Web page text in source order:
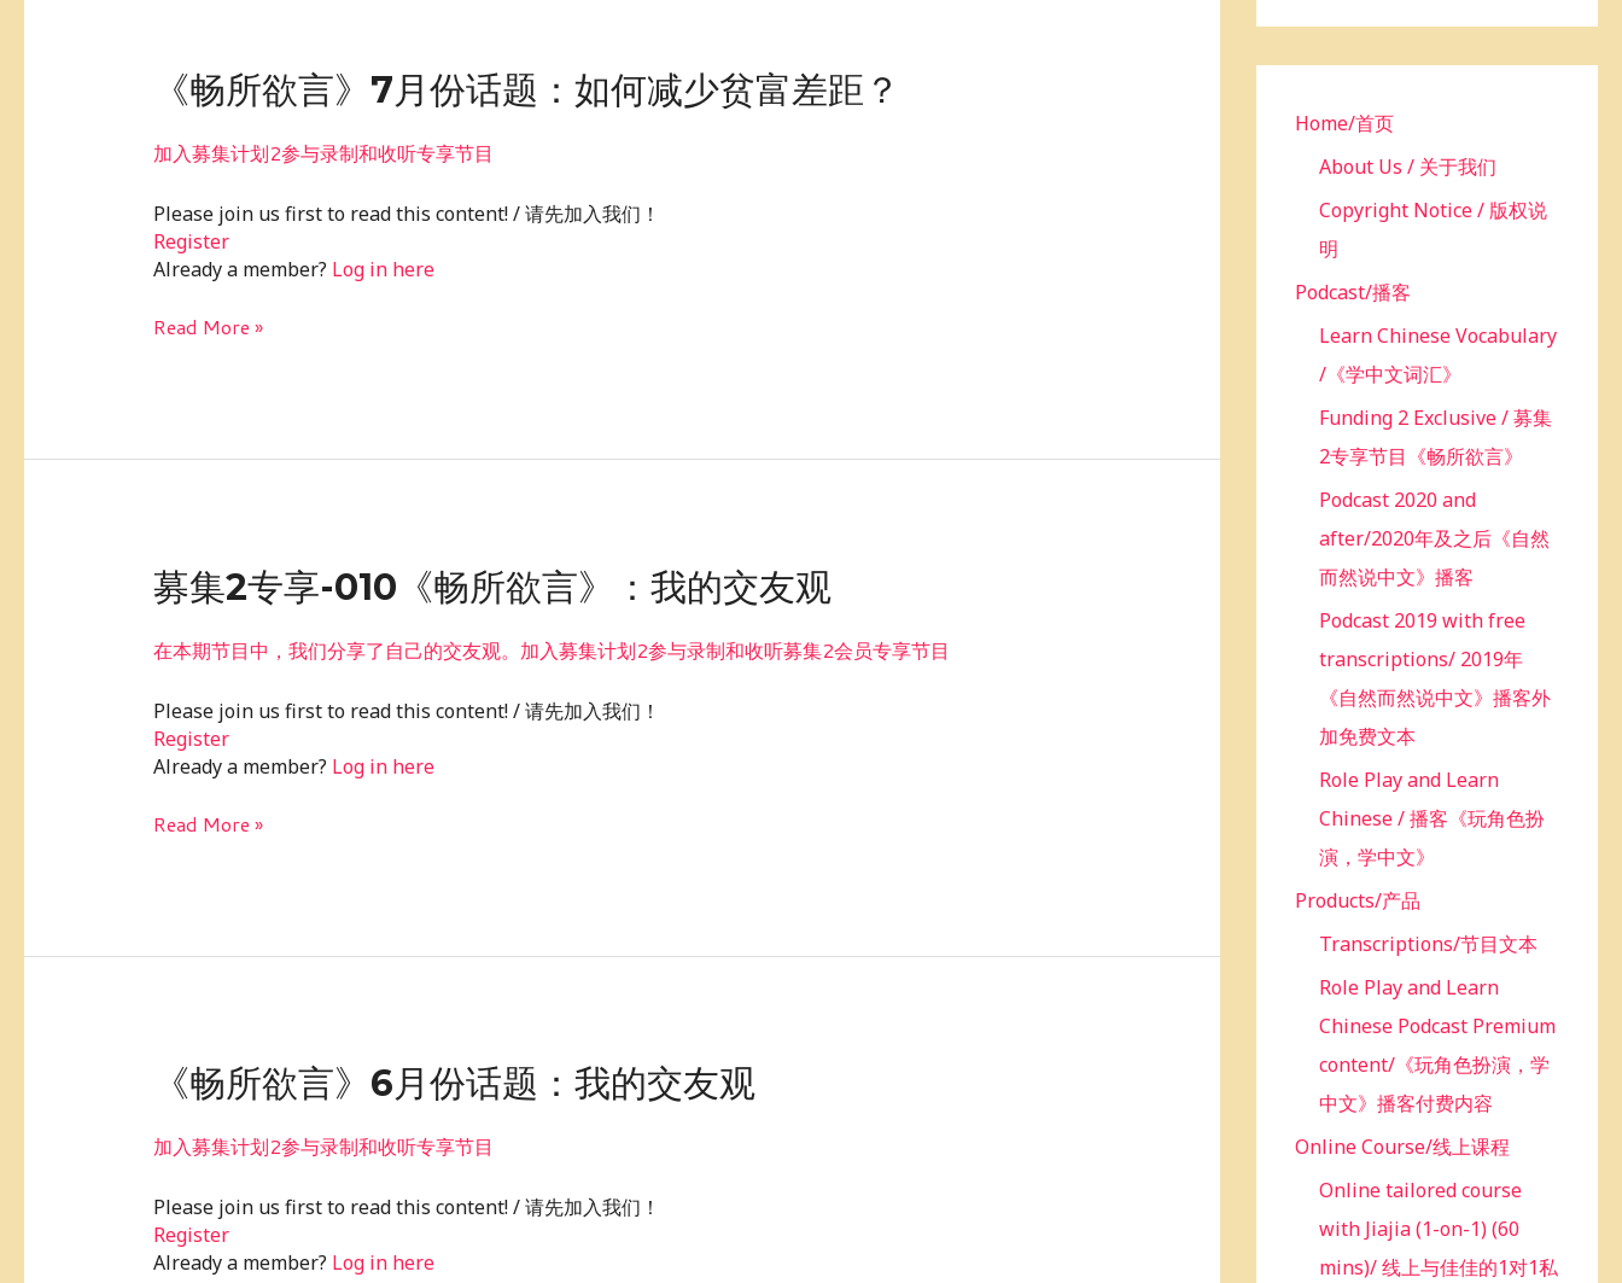
《畅所欲言》7月份话题：如何减少贫富差距？
加入募集计划2参与录制和收听专享节目
Please join us first to read this content! / 请先加入我们！
Register
Already a member? Log in here
《畅
言》
月
份
话
如
富
Read More »
募集2专享-010《畅所欲言》：我的交友观
在本期节目中，我们分享了自己的交友观。加入募集计划2参与录制和收听募集2会员专享节目
Please join us first to read this content! / 请先加入我们！
Register
Already a member? Log in here
募
集
专
所
欲
言》：
的
Read More »
《畅所欲言》6月份话题：我的交友观
加入募集计划2参与录制和收听专享节目
Please join us first to read this content! / 请先加入我们！
Register
Already a member? Log in here
《畅
言》
月
份
话
r
Home/首页
About Us / 关于我们
Copyright Notice / 版权说
明
Podcast/播客
Learn Chinese Vocabulary
/《学中文词汇》
Funding 2 Exclusive / 募集
2专享节目《畅所欲言》
Podcast 2020 and
after/2020年及之后《自然
而然说中文》播客
Podcast 2019 with free
transcriptions/ 2019年
《自然而然说中文》播客外
加免费文本
Role Play and Learn
Chinese / 播客《玩角色扮
演，学中文》
Products/产品
Transcriptions/节目文本
Role Play and Learn
Chinese Podcast Premium
content/《玩角色扮演，学
中文》播客付费内容
Online Course/线上课程
Online tailored course
with Jiajia (1-on-1) (60
mins)/ 线上与佳佳的1对1私